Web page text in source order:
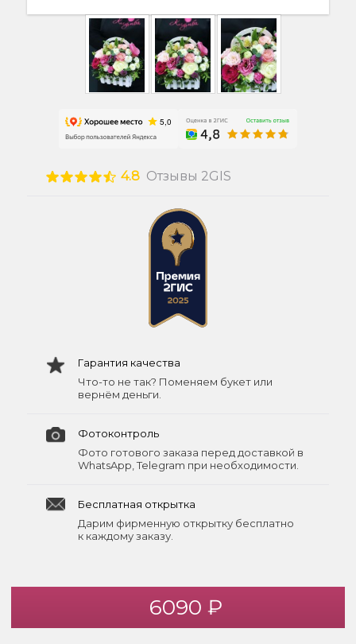
4.8 Отзывы 2GIS
Гарантия качества
Что-то не так? Поменяем букет или
вернём деньги.
Фотоконтроль
Фото готового заказа перед доставкой в
WhatsApp, Telegram при необходимости.
Бесплатная открытка
Дарим фирменную открытку бесплатно
к каждому заказу.
6090 ₽